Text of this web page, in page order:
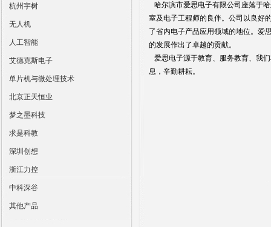
杭州宇树
无人机
人工智能
艾德克斯电子
单片机与微处理技术
北京正天恒业
梦之墨科技
求是科教
深圳创想
浙江力控
中科深谷
其他产品
哈尔滨市爱思电子有限公司座落于
室及电子工程师的良伴。公司以良好
了省内电子产品应用领域的地位。爱
的发展作出了卓越的贡献。
爱思电子源于教育、服务教育、我
息，辛勤耕耘。